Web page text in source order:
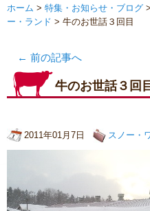
ホーム > 特集・お知らせ・ブログ >
ー・ランド > 牛のお世話３回目
← 前の記事へ
牛のお世話３回目
2011年01月7日 スノー・